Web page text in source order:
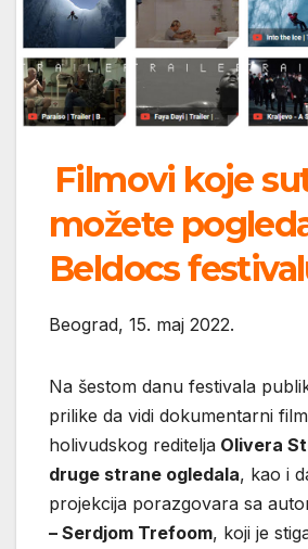
Filmovi koje
možete
Beldocs
Beograd, 15. maj 2022.
Na šestom danu festivala
prilike da vidi dokumentarni
holivudskog reditelja Olivera
druge strane ogledala, kao i
projekcija porazgovara sa
– Serdjom Trefoom, koji je